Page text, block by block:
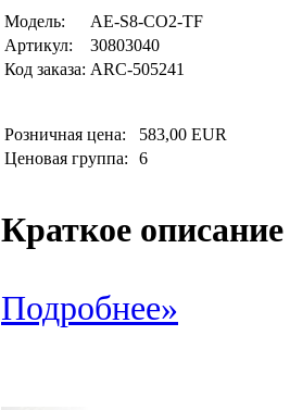
Модель:
AE-S8-CO2-TF
Артикул:
30803040
Код заказа: ARC-505241
Розничная цена:
583,00 EUR
Ценовая группа:
6
Краткое описание
Подробнее»